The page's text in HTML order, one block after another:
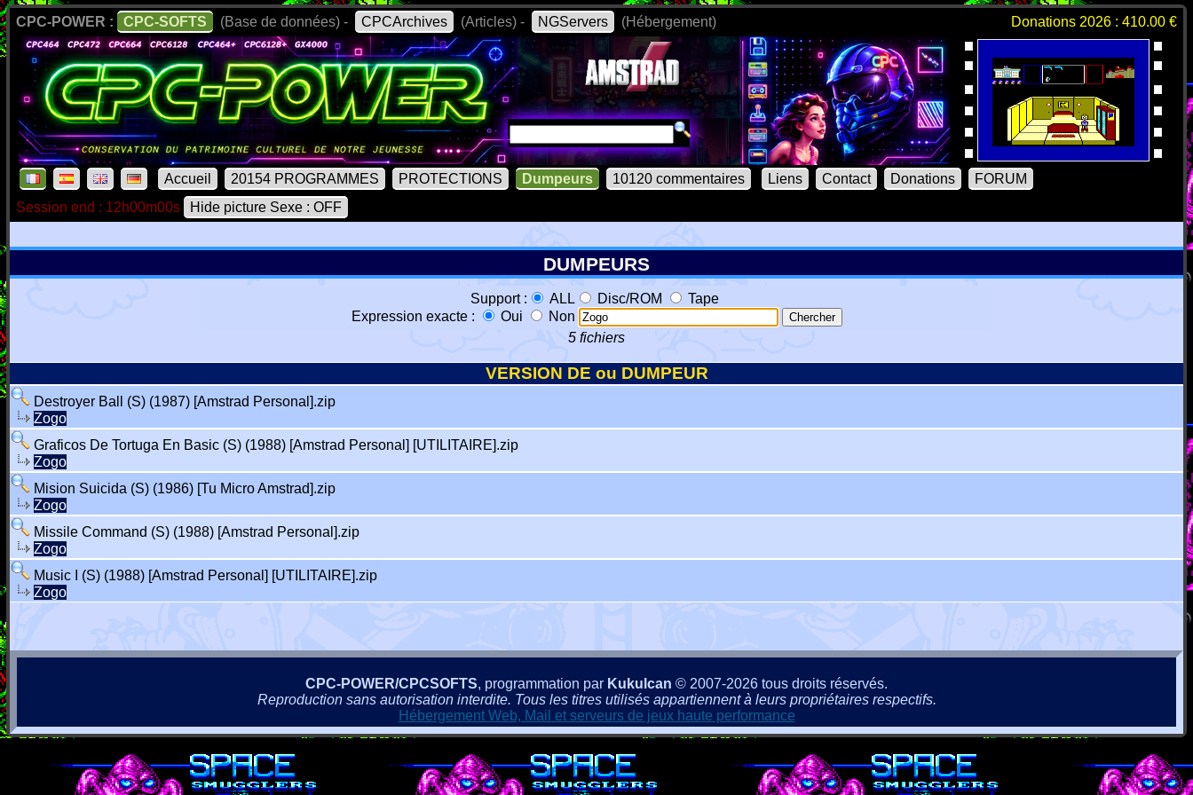
CPC-POWER : CPC-SOFTS (Base de données) - CPCArchives (Articles) - NGServers (Hébergement) Donations 2026 : 410.00 €
Accueil 20154 PROGRAMMES PROTECTIONS Dumpeurs 10120 commentaires Liens Contact Donations
FORUM
Session end : 12h00m00s
Hide picture Sexe : OFF
DUMPEURS
Support : ALL Disc/ROM
Tape
Expression exacte :
Oui
Non
5 fichiers
VERSION DE ou DUMPEUR
Destroyer Ball (S) (1987) [Amstrad Personal].zip
Zogo
Graficos De Tortuga En Basic (S) (1988) [Amstrad Personal] [UTILITAIRE].zip
Zogo
Mision Suicida (S) (1986) [Tu Micro Amstrad].zip
Zogo
Missile Command (S) (1988) [Amstrad Personal].zip
Zogo
Music I (S) (1988) [Amstrad Personal] [UTILITAIRE].zip
Zogo
CPC-POWER/CPCSOFTS, programmation par Kukulcan © 2007-2026 tous droits réservés.
Reproduction sans autorisation interdite. Tous les titres utilisés appartiennent à leurs propriétaires respectifs.
Hébergement Web, Mail et serveurs de jeux haute performance